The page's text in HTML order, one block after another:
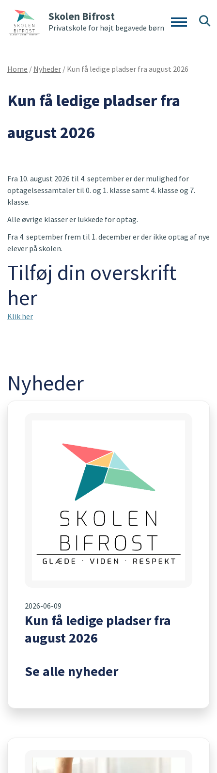
Skolen Bifrost
Privatskole for højt begavede børn
Home / Nyheder / Kun få ledige pladser fra august 2026
Kun få ledige pladser fra
august 2026
Fra 10. august 2026 til 4. september er der mulighed for
optagelsessamtaler til 0. og 1. klasse samt 4. klasse og 7.
klasse.
Alle øvrige klasser er lukkede for optag.
Fra 4. september frem til 1. december er der ikke optag af nye
elever på skolen.
Tilføj din overskrift
her
Klik her
Nyheder
2026-06-09
Kun få ledige pladser fra
august 2026
Se alle nyheder